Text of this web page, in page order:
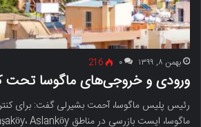
بهمن ۸, ۱۳۹۹ ۰ 216
ورودی و خروجی‌های ماگوسا تحت
رئیس پلیس ماگوسا، آحمت بشیرلی گفت: برای
ماگوسا، ایست بازرسی در مناطق Gaziköy Paşaköy، Aslanköy،…